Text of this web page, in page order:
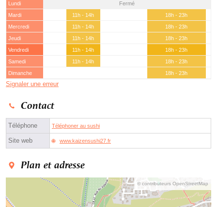
Lundi
Fermé
Mardi
11h - 14h
18h - 23h
Mercredi
11h - 14h
18h - 23h
Jeudi
11h - 14h
18h - 23h
Vendredi
11h - 14h
18h - 23h
Samedi
11h - 14h
18h - 23h
Dimanche
18h - 23h
Signaler une erreur
Contact
Téléphone Téléphoner au sushi
Site web www.kaizensushi27.fr
Plan et adresse
© contributeurs OpenStreetMap